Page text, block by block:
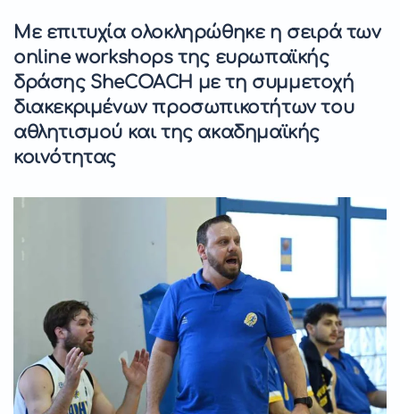
Με επιτυχία ολοκληρώθηκε η σειρά των
online workshops της ευρωπαϊκής
δράσης SheCOACH με τη συμμετοχή
διακεκριμένων προσωπικοτήτων του
αθλητισμού και της ακαδημαϊκής
κοινότητας